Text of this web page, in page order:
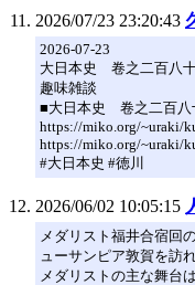
2026/07/23 23:20:43
2026-07-23
大日本史 卷之二百
趣味雑談
■大日本史 卷之二百
https://miko.org/~uraki/
https://miko.org/~uraki/
#大日本史 #徳川
2026/06/02 10:05:15
メダリスト福井合宿回
ューサンピア敦賀を訪
メダリストの主な舞台